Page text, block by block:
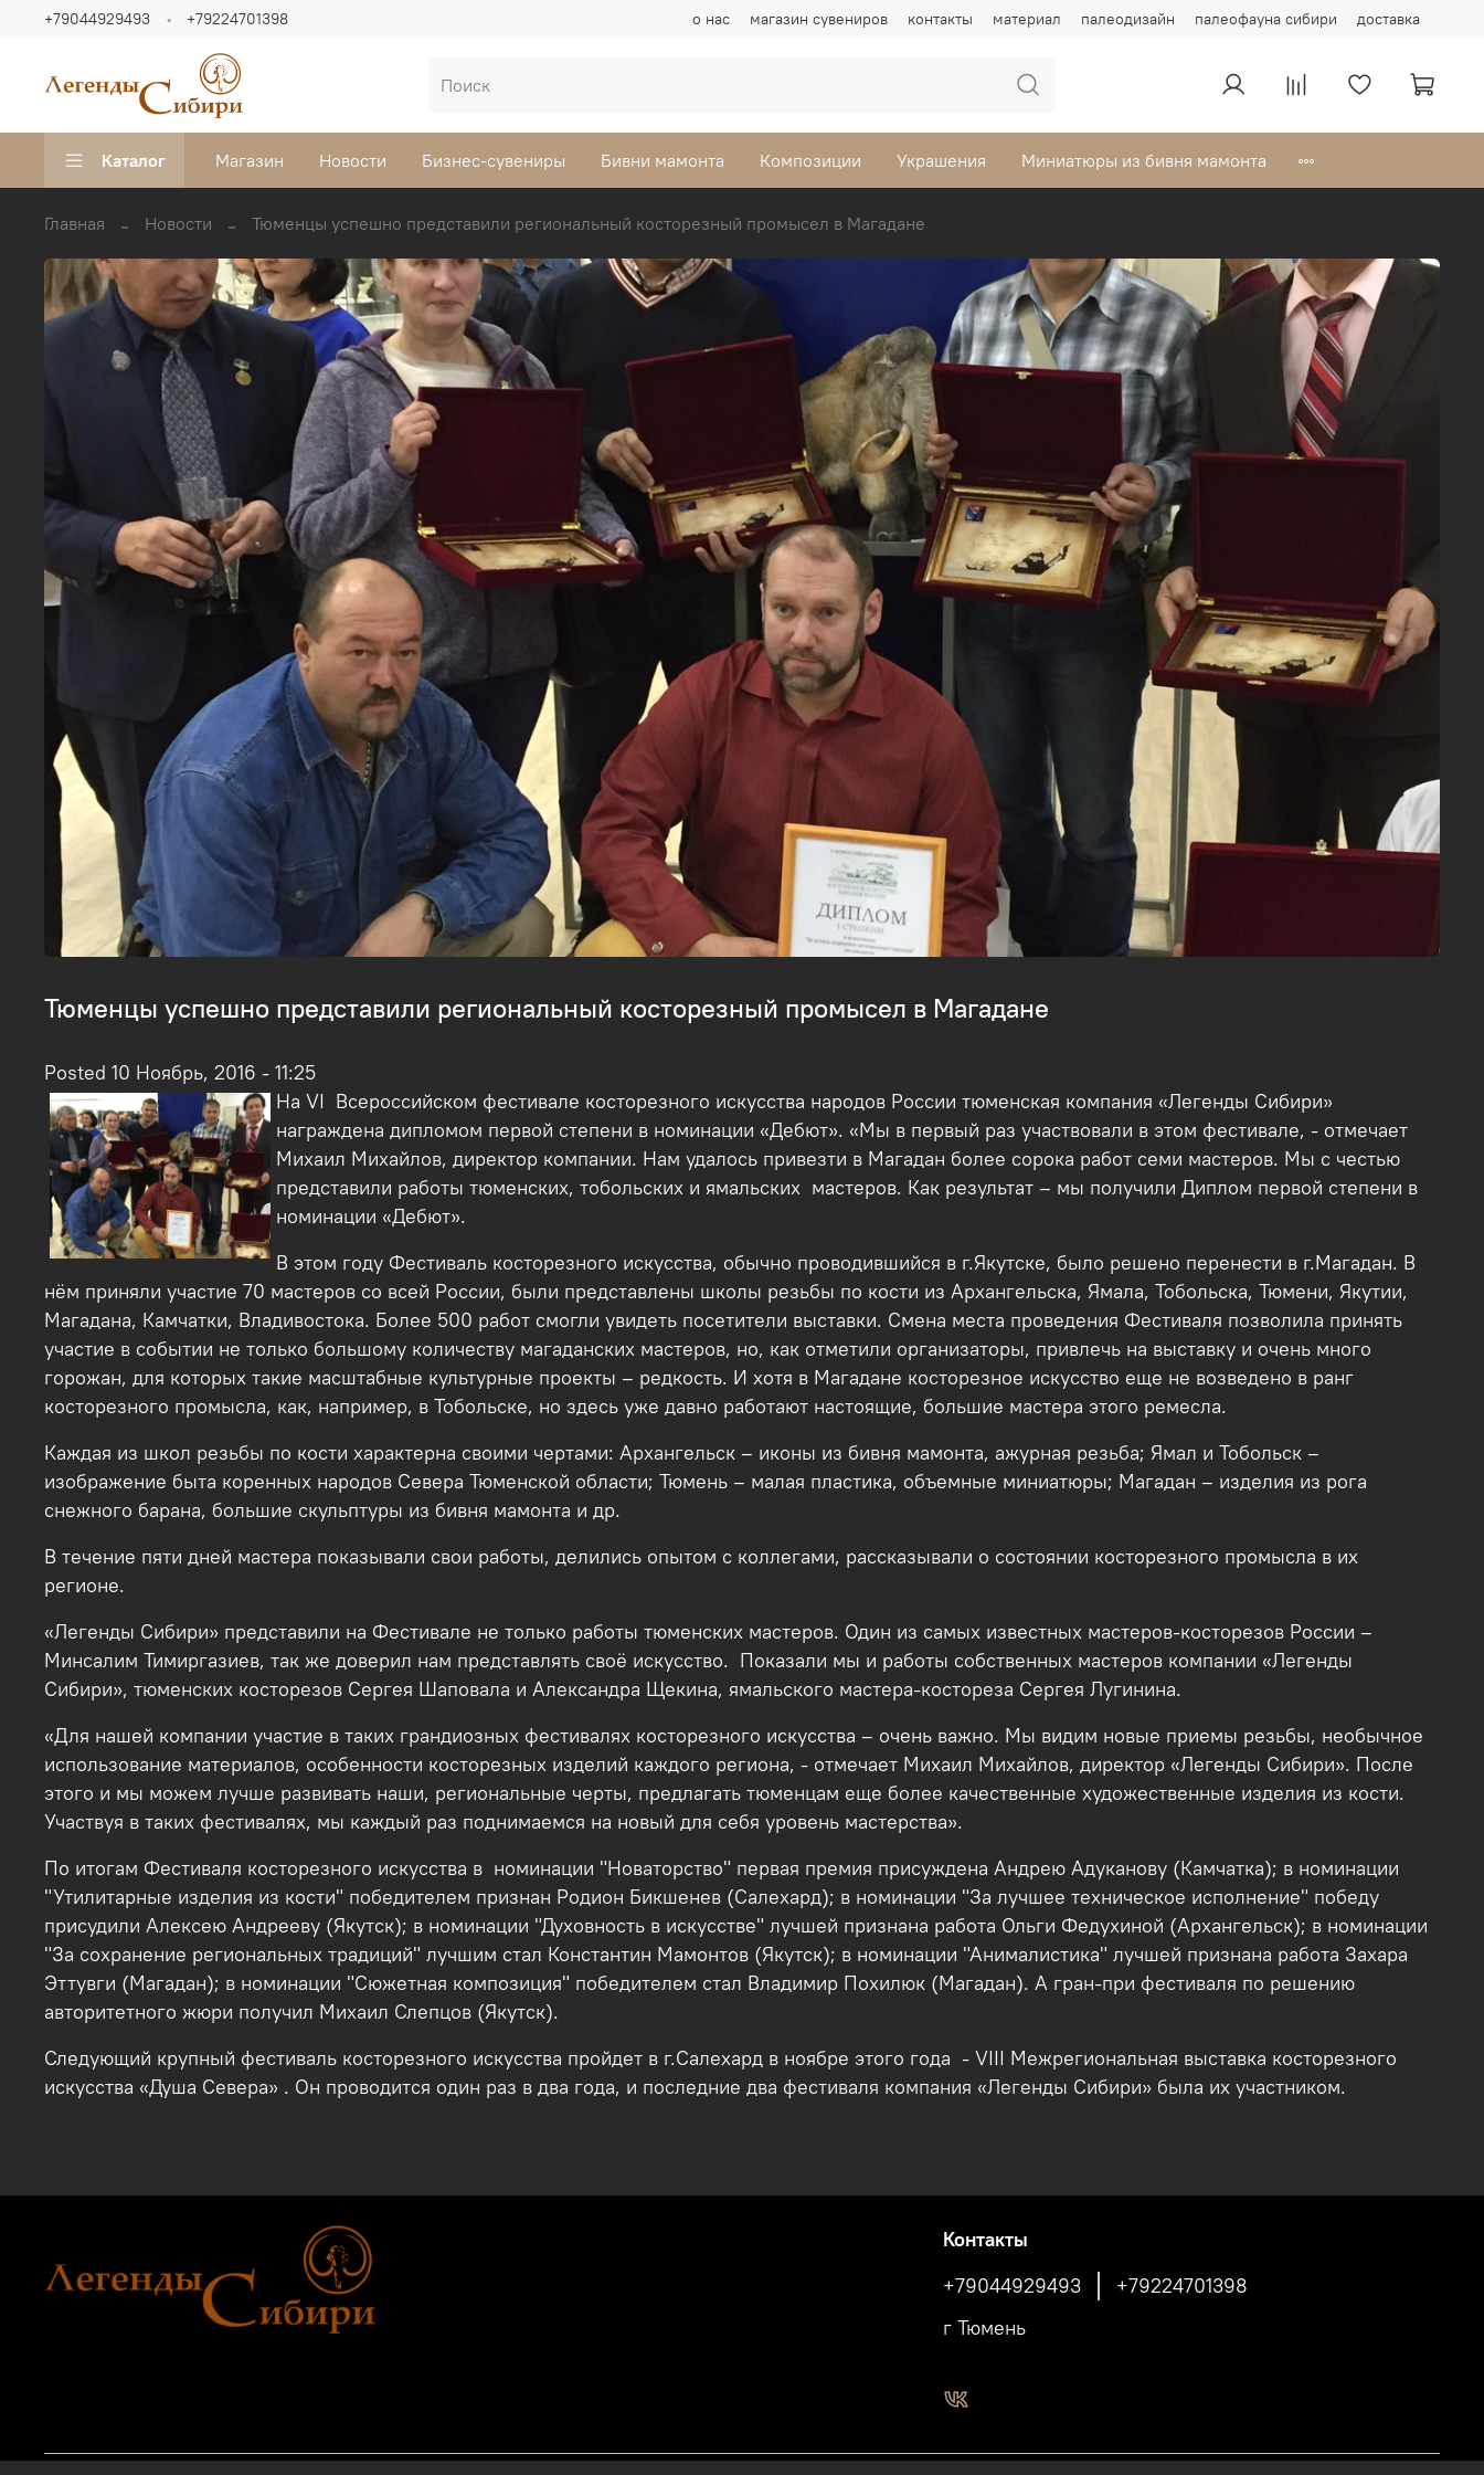
о нас магазин сувениров контакты материал палеодизайн палеофауна сибири доставка
+79044929493 +79224701398
Каталог Магазин Новости Бизнес-сувениры Бивни мамонта Композиции Украшения Миниатюры из бивня мамонта
Главная Новости Тюменцы успешно представили региональный косторезный промысел в Магадане
Тюменцы успешно представили региональный косторезный промысел в Магадане
Posted 10 Ноябрь, 2016 - 11:25
На VI Всероссийском фестивале косторезного искусства народов России тюменская компания «Легенды Сибири»
награждена дипломом первой степени в номинации «Дебют». «Мы в первый раз участвовали в этом фестивале, - отмечает
Михаил Михайлов, директор компании. Нам удалось привезти в Магадан более сорока работ семи мастеров. Мы с честью
представили работы тюменских, тобольских и ямальских мастеров. Как результат – мы получили Диплом первой степени в
номинации «Дебют».
В этом году Фестиваль косторезного искусства, обычно проводившийся в г.Якутске, было решено перенести в г.Магадан. В
нём приняли участие 70 мастеров со всей России, были представлены школы резьбы по кости из Архангельска, Ямала, Тобольска, Тюмени, Якутии,
Магадана, Камчатки, Владивостока. Более 500 работ смогли увидеть посетители выставки. Смена места проведения Фестиваля позволила принять
участие в событии не только большому количеству магаданских мастеров, но, как отметили организаторы, привлечь на выставку и очень много
горожан, для которых такие масштабные культурные проекты – редкость. И хотя в Магадане косторезное искусство еще не возведено в ранг
косторезного промысла, как, например, в Тобольске, но здесь уже давно работают настоящие, большие мастера этого ремесла.
Каждая из школ резьбы по кости характерна своими чертами: Архангельск – иконы из бивня мамонта, ажурная резьба; Ямал и Тобольск –
изображение быта коренных народов Севера Тюменской области; Тюмень – малая пластика, объемные миниатюры; Магадан – изделия из рога
снежного барана, большие скульптуры из бивня мамонта и др.
В течение пяти дней мастера показывали свои работы, делились опытом с коллегами, рассказывали о состоянии косторезного промысла в их
регионе.
«Легенды Сибири» представили на Фестивале не только работы тюменских мастеров. Один из самых известных мастеров-косторезов России –
Минсалим Тимиргазиев, так же доверил нам представлять своё искусство. Показали мы и работы собственных мастеров компании «Легенды
Сибири», тюменских косторезов Сергея Шаповала и Александра Щекина, ямальского мастера-костореза Сергея Лугинина.
«Для нашей компании участие в таких грандиозных фестивалях косторезного искусства – очень важно. Мы видим новые приемы резьбы, необычное
использование материалов, особенности косторезных изделий каждого региона, - отмечает Михаил Михайлов, директор «Легенды Сибири». После
этого и мы можем лучше развивать наши, региональные черты, предлагать тюменцам еще более качественные художественные изделия из кости.
Участвуя в таких фестивалях, мы каждый раз поднимаемся на новый для себя уровень мастерства».
По итогам Фестиваля косторезного искусства в номинации "Новаторство" первая премия присуждена Андрею Адуканову (Камчатка); в номинации
"Утилитарные изделия из кости" победителем признан Родион Бикшенев (Салехард); в номинации "За лучшее техническое исполнение" победу
присудили Алексею Андрееву (Якутск); в номинации "Духовность в искусстве" лучшей признана работа Ольги Федухиной (Архангельск); в номинации
"За сохранение региональных традиций" лучшим стал Константин Мамонтов (Якутск); в номинации "Анималистика" лучшей признана работа Захара
Эттувги (Магадан); в номинации "Сюжетная композиция" победителем стал Владимир Похилюк (Магадан). А гран-при фестиваля по решению
авторитетного жюри получил Михаил Слепцов (Якутск).
Следующий крупный фестиваль косторезного искусства пройдет в г.Салехард в ноябре этого года - VIII Межрегиональная выставка косторезного
искусства «Душа Севера» . Он проводится один раз в два года, и последние два фестиваля компания «Легенды Сибири» была их участником.
Контакты
+79044929493
+79224701398
г Тюмень